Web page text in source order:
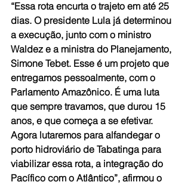
“Essa rota encurta o trajeto em até 25
dias. O presidente Lula já determinou
a execução, junto com o ministro
Waldez e a ministra do Planejamento,
Simone Tebet. Esse é um projeto que
entregamos pessoalmente, com o
Parlamento Amazônico. É uma luta
que sempre travamos, que durou 15
anos, e que começa a se efetivar.
Agora lutaremos para alfandegar o
porto hidroviário de Tabatinga para
viabilizar essa rota, a integração do
Pacífico com o Atlântico”, afirmou o